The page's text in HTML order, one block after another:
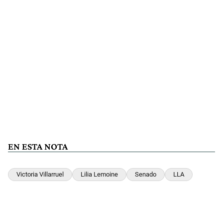
EN ESTA NOTA
Victoria Villarruel Lilia Lemoine Senado LLA